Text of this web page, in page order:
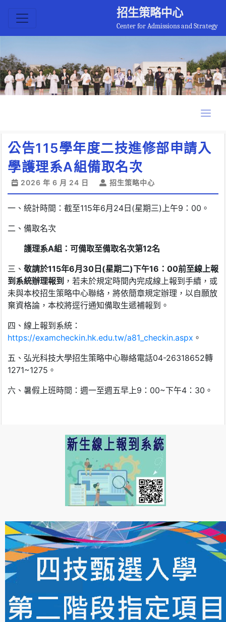
招生策略中心
Center for Admissions and Strategy
公告115學年度二技進修部申請入
學護理系A組備取名次
2026 年 6 月 24 日 招生策略中心
一、統計時間：截至115年6月24日(星期三)上午9：00。
二、備取名次
護理系A組：可備取至備取名次第12名
三、 敬請於115年6月30日(星期二)下午16 ： 00前至線上報
到系統辦理報到 ，若未於規定時間內完成線上報到手續，或
未與本校招生策略中心聯絡，將依簡章規定辦理，以自願放
棄資格論，本校將逕行通知備取生遞補報到。
四、線上報到系統：
https://examcheckin.hk.edu.tw/a81_checkin.aspx 。
五、弘光科技大學招生策略中心聯絡電話04-26318652轉
1271~1275。
六、暑假上班時間：週一至週五早上9：00~下午4：30。